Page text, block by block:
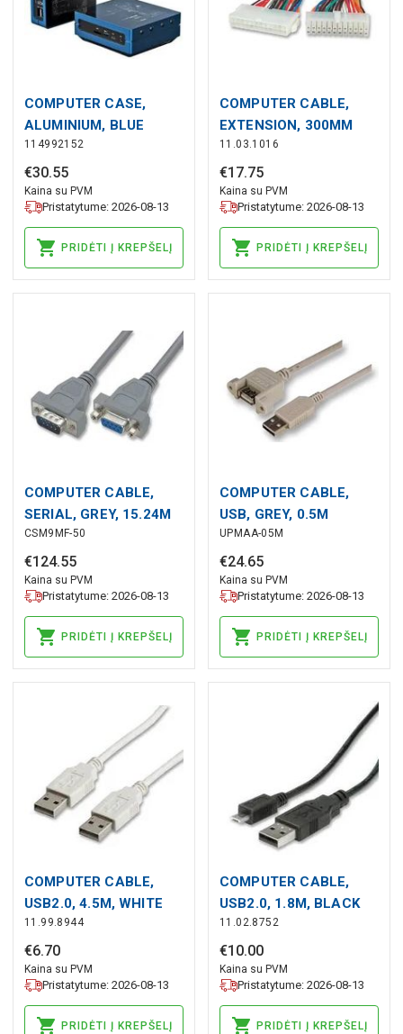
COMPUTER CASE,
ALUMINIUM, BLUE
114992152
€30.55
Kaina su PVM
Pristatytume: 2026-08-13
PRIDĖTI Į KREPŠELĮ
COMPUTER CABLE,
EXTENSION, 300MM
11.03.1016
€17.75
Kaina su PVM
Pristatytume: 2026-08-13
PRIDĖTI Į KREPŠELĮ
COMPUTER CABLE,
SERIAL, GREY, 15.24M
CSM9MF-50
€124.55
Kaina su PVM
Pristatytume: 2026-08-13
PRIDĖTI Į KREPŠELĮ
COMPUTER CABLE,
USB, GREY, 0.5M
UPMAA-05M
€24.65
Kaina su PVM
Pristatytume: 2026-08-13
PRIDĖTI Į KREPŠELĮ
COMPUTER CABLE,
USB2.0, 4.5M, WHITE
11.99.8944
€6.70
Kaina su PVM
Pristatytume: 2026-08-13
PRIDĖTI Į KREPŠELĮ
COMPUTER CABLE,
USB2.0, 1.8M, BLACK
11.02.8752
€10.00
Kaina su PVM
Pristatytume: 2026-08-13
PRIDĖTI Į KREPŠELĮ